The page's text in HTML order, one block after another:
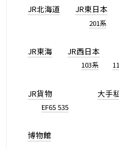
JR北海道 JR東日本
201系
JR東海 JR西日本
103系
JR貨物
EF65 535
大手
博物館